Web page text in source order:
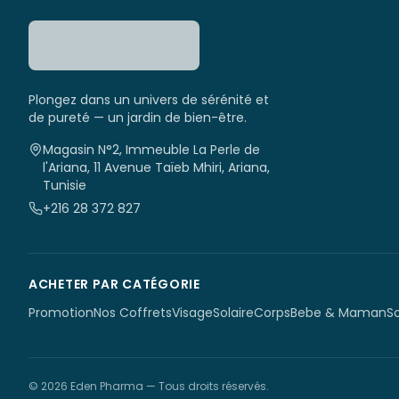
Plongez dans un univers de sérénité et
de pureté — un jardin de bien-être.
Magasin N°2, Immeuble La Perle de
l'Ariana, 11 Avenue Taïeb Mhiri, Ariana,
Tunisie
+216 28 372 827
ACHETER PAR CATÉGORIE
PromotionNos CoffretsVisageSolaireCorpsBebe & Maman
© 2026 Eden Pharma — Tous droits réservés.